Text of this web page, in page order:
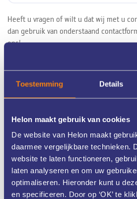
Toestemming Details
Helon maakt gebruik van cookies
De website van Helon maakt
daarmee vergelijkbare technieken.
website te laten functioneren,
laten analyseren en om uw
optimaliseren. Hieronder kunt u
en specificeren. Door op ‘OK’ te
Heeft u vragen of wilt u dat wij met u
dan gebruik van onderstaand
ons!
Naam*
E-mail*
Vragen/Opmerkingen*